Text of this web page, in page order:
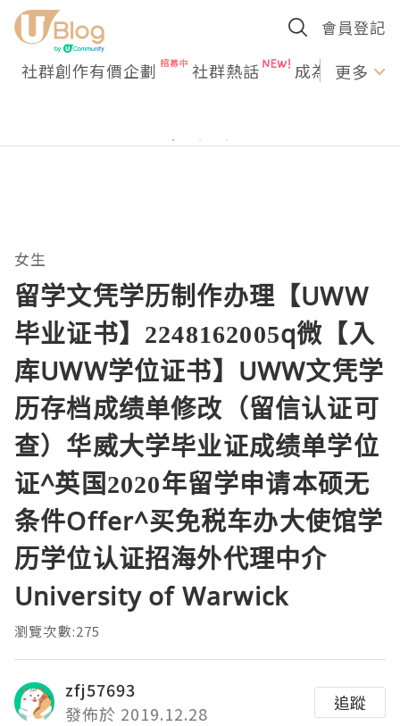
會員登記
社群創作有價企劃 社群熱話 成為U更多
女生
留学文凭学历制作办理【UWW
毕业证书】2248162005q微【入
库UWW学位证书】UWW文凭学
历存档成绩单修改（留信认证可
查）华威大学毕业证成绩单学位
证^英国2020年留学申请本硕无
条件Offer^买免税车办大使馆学
历学位认证招海外代理中介
University of Warwick
瀏覽次數:275
zfj57693
發佈於 2019.12.28
追蹤